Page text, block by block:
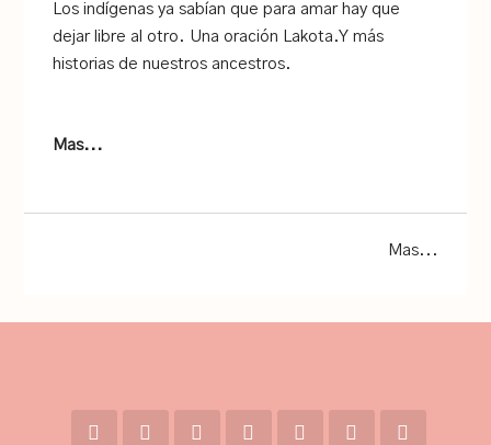
Los indígenas ya sabían que para amar hay que
dejar libre al otro. Una oración Lakota.Y más
historias de nuestros ancestros.
Mas...
Mas...